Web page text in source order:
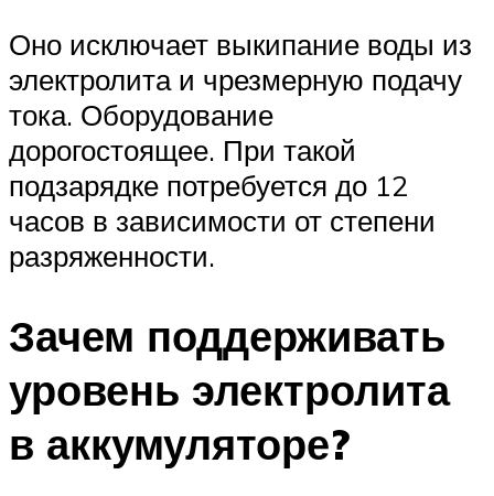
Оно исключает выкипание воды из
электролита и чрезмерную подачу
тока. Оборудование
дорогостоящее. При такой
подзарядке потребуется до 12
часов в зависимости от степени
разряженности.
Зачем поддерживать
уровень электролита
в аккумуляторе?